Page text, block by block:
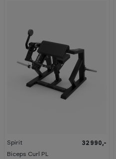
Spirit
Biceps Curl PL
32 990,-